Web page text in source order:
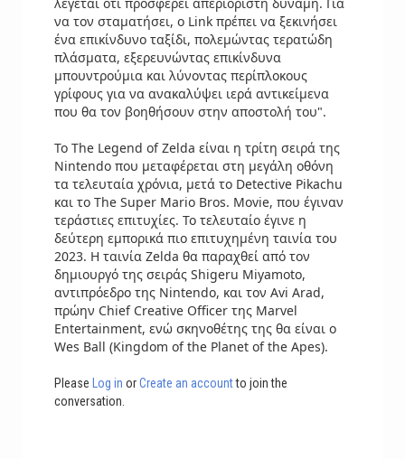
να τον σταματήσει, ο Link πρέπει να ξεκινήσει
ένα επικίνδυνο ταξίδι, πολεμώντας τερατώδη
πλάσματα, εξερευνώντας επικίνδυνα
μπουντρούμια και λύνοντας περίπλοκους
γρίφους για να ανακαλύψει ιερά αντικείμενα
που θα τον βοηθήσουν στην αποστολή του".
Το The Legend of Zelda είναι η τρίτη σειρά της
Nintendo που μεταφέρεται στη μεγάλη οθόνη
τα τελευταία χρόνια, μετά το Detective Pikachu
και το The Super Mario Bros. Movie, που έγιναν
τεράστιες επιτυχίες. Το τελευταίο έγινε η
δεύτερη εμπορικά πιο επιτυχημένη ταινία του
2023. Η ταινία Zelda θα παραχθεί από τον
δημιουργό της σειράς Shigeru Miyamoto,
αντιπρόεδρο της Nintendo, και τον Avi Arad,
πρώην Chief Creative Officer της Marvel
Entertainment, ενώ σκηνοθέτης της θα είναι ο
Wes Ball (Kingdom of the Planet of the Apes).
Please Log in orCreate an accountto join the
conversation.